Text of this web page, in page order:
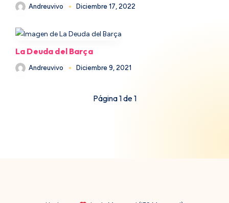
Andreuvivo Diciembre 17, 2022
La Deuda del Barça
Andreuvivo Diciembre 9, 2021
Página 1 de 1